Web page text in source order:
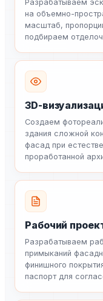
Разрабатываем
на объемно-
масштаб,
подбираем
3D-
Создаем
здания сложной
фасад при
проработанной
Рабочий
Разрабатываем
примыканий
финишного
паспорт для